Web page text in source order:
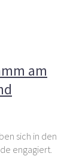
am
sich in den
engagiert.